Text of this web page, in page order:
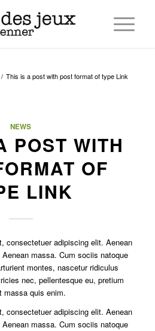
/ This is a post with post format of type Link
NEWS
POST WITH
OF
LINK
consectetuer adipiscing elit. Aenean
massa. Cum sociis natoque
montes, nascetur ridiculus
nec, pellentesque eu, pretium
massa quis enim.
consectetuer adipiscing elit. Aenean
massa. Cum sociis natoque